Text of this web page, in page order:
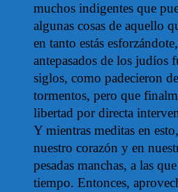
muchos indigentes que
algunas cosas de aquello
en tanto estás
antepasados de los judíos
siglos, como padecieron
tormentos, pero que
libertad por directa
Y mientras meditas en
nuestro corazón y en
pesadas manchas, a las
tiempo. Entonces,